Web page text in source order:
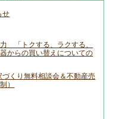
せ
力 「トクする、ラクする、
からの買い替えについての
くり無料相談会＆不動産売
）